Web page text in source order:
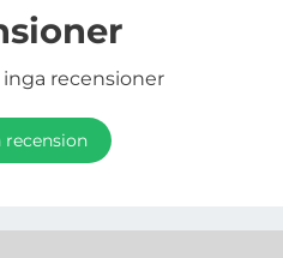
recensioner
recension